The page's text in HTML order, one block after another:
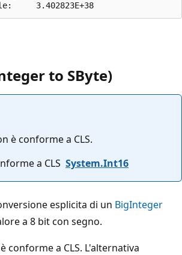
to SByte)
è conforme a CLS.
a CLS System.Int16
esplicita di un BigInteger
a 8 bit con segno.
conforme a CLS. L'alternativa